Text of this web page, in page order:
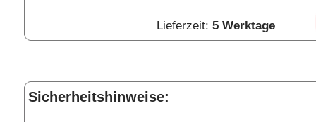
Lieferzeit: 5 Werktage
Sicherheitshinweise: